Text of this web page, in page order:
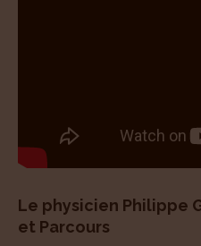
Le physicien Philippe
et Parcours